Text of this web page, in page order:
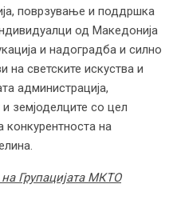
поврзување и поддршка
од Македонија
и надоградба и силно
на светските искуства и
администрација,
и земјоделците со цел
на
Групацијата МКТО